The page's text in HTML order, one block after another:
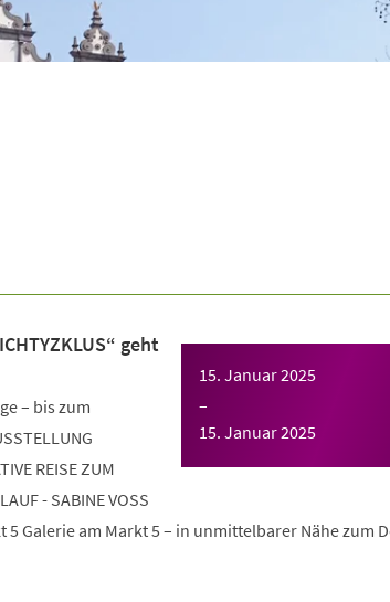
15. Januar 2025
–
15. Januar 2025
geht
– bis zum
REISE ZUM
- SABINE VOSS
5 Galerie am Markt 5 – in unmittelbarer Nähe zum